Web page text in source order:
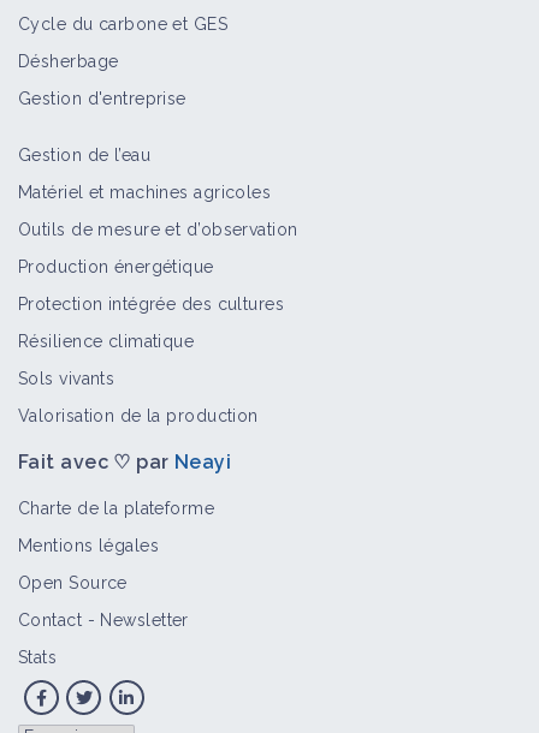
Cycle du carbone et GES
Désherbage
Gestion d'entreprise
Gestion de l’eau
Matériel et machines agricoles
Outils de mesure et d’observation
Production énergétique
Protection intégrée des cultures
Résilience climatique
Sols vivants
Valorisation de la production
Fait avec ♡ par Neayi
Charte de la plateforme
Mentions légales
Open Source
Contact - Newsletter
Stats